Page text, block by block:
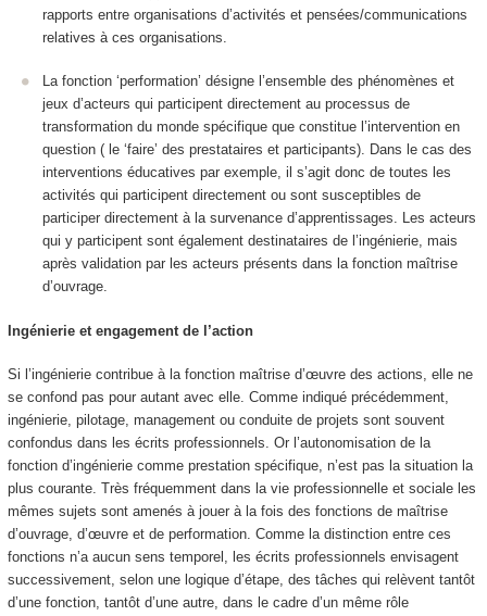
rapports entre organisations d’activités et pensées/communications
relatives à ces organisations.
La fonction ‘performation’ désigne l’ensemble des phénomènes et
jeux d’acteurs qui participent directement au processus de
transformation du monde spécifique que constitue l’intervention en
question ( le ‘faire’ des prestataires et participants). Dans le cas des
interventions éducatives par exemple, il s’agit donc de toutes les
activités qui participent directement ou sont susceptibles de
participer directement à la survenance d’apprentissages. Les acteurs
qui y participent sont également destinataires de l’ingénierie, mais
après validation par les acteurs présents dans la fonction maîtrise
d’ouvrage.
Ingénierie et engagement de l’action
Si l’ingénierie contribue à la fonction maîtrise d’œuvre des actions, elle ne
se confond pas pour autant avec elle. Comme indiqué précédemment,
ingénierie, pilotage, management ou conduite de projets sont souvent
confondus dans les écrits professionnels. Or l’autonomisation de la
fonction d’ingénierie comme prestation spécifique, n’est pas la situation la
plus courante. Très fréquemment dans la vie professionnelle et sociale les
mêmes sujets sont amenés à jouer à la fois des fonctions de maîtrise
d’ouvrage, d’œuvre et de performation. Comme la distinction entre ces
fonctions n’a aucun sens temporel, les écrits professionnels envisagent
successivement, selon une logique d’étape, des tâches qui relèvent tantôt
d’une fonction, tantôt d’une autre, dans le cadre d’un même rôle